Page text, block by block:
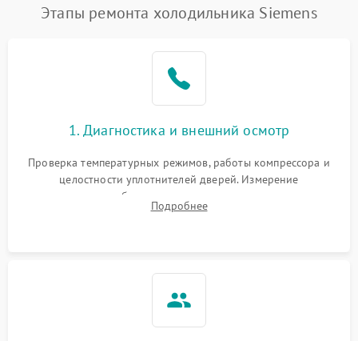
Поломка системы No Frost 2600 ₽ Подробнее →
работе
2000 ₽ Подробнее →
1000 ₽
1800 ₽
Этапы ремонта холодильника Siemens
1. Диагностика и внешний осмотр
Проверка температурных режимов, работы компрессора и
целостности уплотнителей дверей. Измерение
сопротивления обмоток мотора, проверка термостата и
считывание кодов ошибок с электронного дисплея.
Подробнее